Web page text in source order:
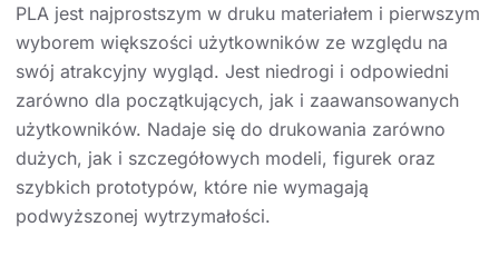
PLA jest najprostszym w druku materiałem i pierwszym
wyborem większości użytkowników ze względu na
swój atrakcyjny wygląd. Jest niedrogi i odpowiedni
zarówno dla początkujących, jak i zaawansowanych
użytkowników. Nadaje się do drukowania zarówno
dużych, jak i szczegółowych modeli, figurek oraz
szybkich prototypów, które nie wymagają
podwyższonej wytrzymałości.